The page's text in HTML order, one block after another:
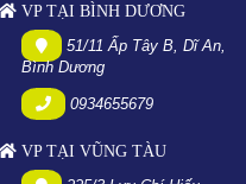
VP TẠI BÌNH DƯƠNG
51/11 Ấp Tây B, Dĩ An,
Bình Dương
0934655679
VP TẠI VŨNG TÀU